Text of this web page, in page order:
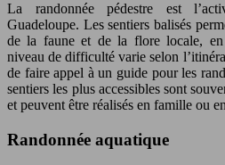
La randonnée pédestre est
Guadeloupe. Les sentiers balisés
de la faune et de la flore locale,
niveau de difficulté varie selon
de faire appel à un guide pour les
sentiers les plus accessibles sont
et peuvent être réalisés en famille ou
Randonnée aquatique